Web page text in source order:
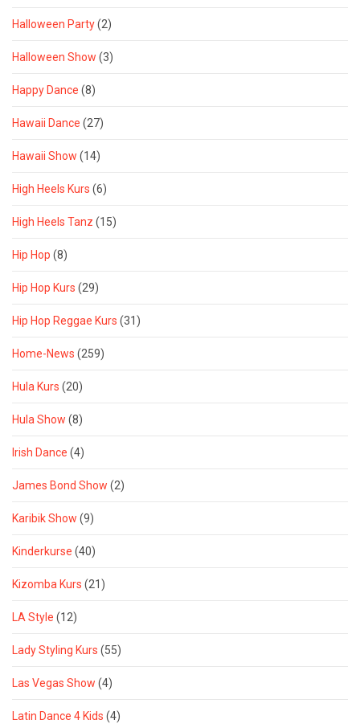
Halloween Party(2)
Halloween Show (3)
Happy Dance (8)
Hawaii Dance (27)
Hawaii Show (14)
High Heels Kurs (6)
High Heels Tanz (15)
Hip Hop (8)
Hip Hop Kurs (29)
Hip Hop Reggae Kurs (31)
Home-News (259)
Hula Kurs (20)
Hula Show (8)
Irish Dance (4)
James Bond Show (2)
Karibik Show (9)
Kinderkurse (40)
Kizomba Kurs (21)
LA Style (12)
Lady Styling Kurs (55)
Las Vegas Show (4)
Latin Dance 4 Kids (4)